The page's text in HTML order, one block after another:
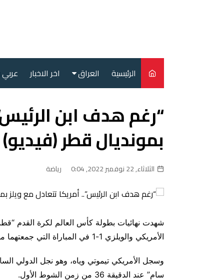
الرئيسية العراق
سياسة
محليات
اخر الاخبار
“رغم هدف ابن
بمونديال قطر (فيديو)
الثلاثاء, 22 نوفمبر 2022, 0:04 رياضة
الأمريكي والويلزي 1-1 في المباراة التي جمعتهما مساء يوم الاثنين.
وسجل الأمريكي تيموتي وياه، وهو نجل الدولي
سام” عند الدقيقة 36 من زمن الشوط الأول.